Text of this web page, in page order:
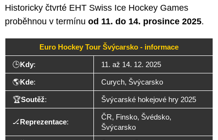
Historicky čtvrté EHT Swiss Ice Hockey Games
proběhnou v termínu od 11. do 14. prosince 2025.
Euro Hockey Tour Švýcarsko - informace
🕒Kdy: 11. až 14. 12. 2025
🌎Kde: Curych, Švýcarsko
🏆Soutěž: Švýcarské hokejové hry 2025
🏒Reprezentace:
ČR, Finsko, Švédsko,
Švýcarsko